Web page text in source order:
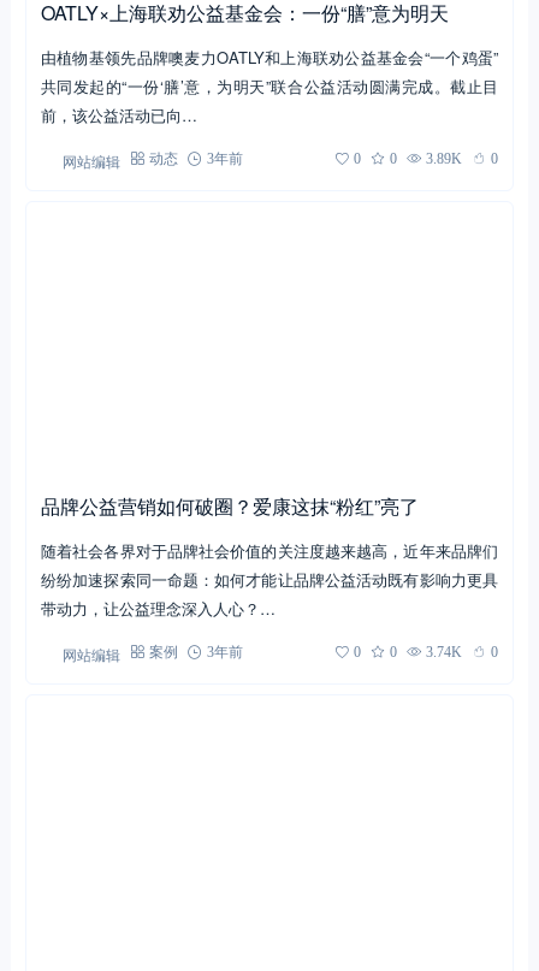
OATLY×上海联劝公益基金会：一份“膳”意为明天
由植物基领先品牌噢麦力OATLY和上海联劝公益基金会“一个鸡蛋”
共同发起的“一份‘膳’意，为明天”联合公益活动圆满完成。截止目
前，该公益活动已向…
网站编辑 动态 3年前 0 0 3.89K 0
品牌公益营销如何破圈？爱康这抹“粉红”亮了
随着社会各界对于品牌社会价值的关注度越来越高，近年来品牌们
纷纷加速探索同一命题：如何才能让品牌公益活动既有影响力更具
带动力，让公益理念深入人心？…
网站编辑 案例 3年前 0 0 3.74K 0